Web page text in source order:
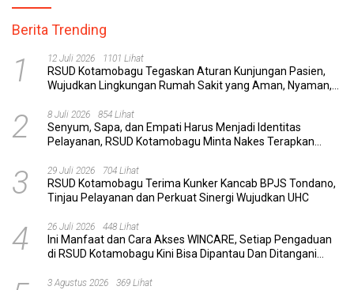
Berita Trending
1 12 Juli 2026 1101 Lihat
RSUD Kotamobagu Tegaskan Aturan Kunjungan Pasien,
Wujudkan Lingkungan Rumah Sakit yang Aman, Nyaman,
2 8 Juli 2026 854 Lihat
Senyum, Sapa, dan Empati Harus Menjadi Identitas
Pelayanan, RSUD Kotamobagu Minta Nakes Terapkan
3 29 Juli 2026 704 Lihat
RSUD Kotamobagu Terima Kunker Kancab BPJS Tondano,
Tinjau Pelayanan dan Perkuat Sinergi Wujudkan UHC
4 26 Juli 2026 448 Lihat
Ini Manfaat dan Cara Akses WINCARE, Setiap Pengaduan
di RSUD Kotamobagu Kini Bisa Dipantau Dan Ditangani
3 Agustus 2026 369 Lihat